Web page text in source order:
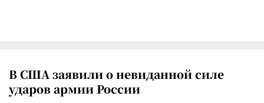
В США заявили о невиданной силе
ударов армии России